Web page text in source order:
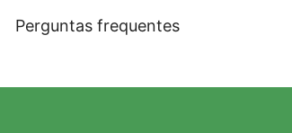
Perguntas frequentes